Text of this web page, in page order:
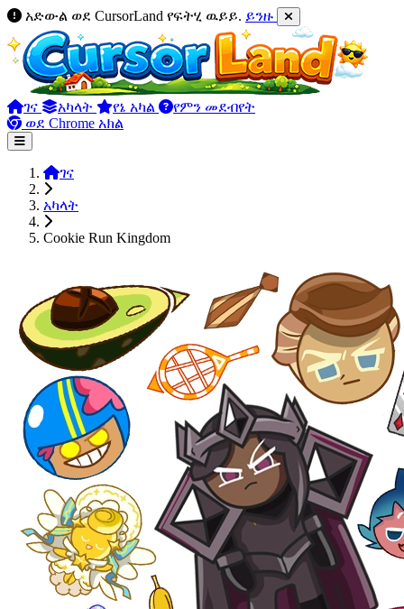
አድውል ወደ CursorLand የፍትሂ ዉይይ. ይንዙ
ገና አካላት የኔ አካል
የምን መደብየት
ወደ Chrome አክል
ገና
አካላት
Cookie Run Kingdom